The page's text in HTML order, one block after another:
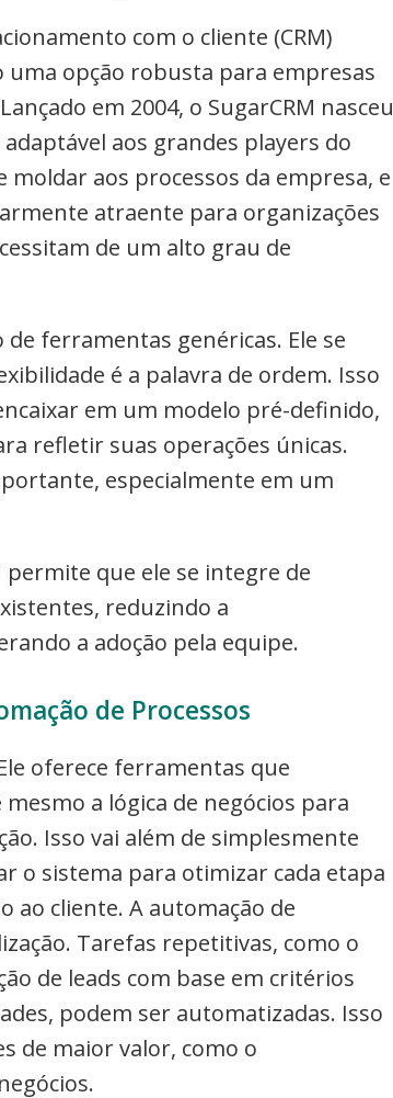
com o cliente (CRM)
uma opção robusta para empresas
em 2004, o SugarCRM nasceu
aos grandes players do
moldar aos processos da empresa, e
atraente para organizações
de um alto grau de
ferramentas genéricas. Ele se
é a palavra de ordem. Isso
em um modelo pré-definido,
refletir suas operações únicas.
especialmente em um
permite que ele se integre de
reduzindo a
a adoção pela equipe.
de Processos
oferece ferramentas que
a lógica de negócios para
Isso vai além de simplesmente
o sistema para otimizar cada etapa
ao cliente. A automação de
Tarefas repetitivas, como o
de leads com base em critérios
podem ser automatizadas. Isso
de maior valor, como o